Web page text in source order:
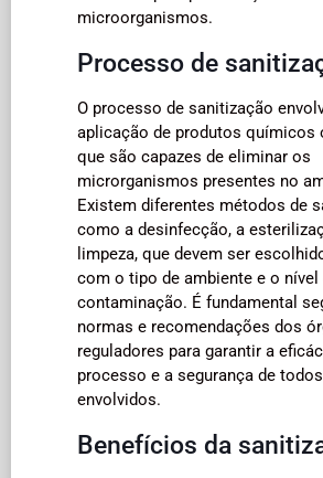
microorganismos.
Processo de
O processo de sanitização
aplicação de produtos químicos
que são capazes de eliminar os
microrganismos presentes no
Existem diferentes métodos de
como a desinfecção, a
limpeza, que devem ser
com o tipo de ambiente e o nível
contaminação. É fundamental
normas e recomendações dos
reguladores para garantir a
processo e a segurança de
envolvidos.
Benefícios da